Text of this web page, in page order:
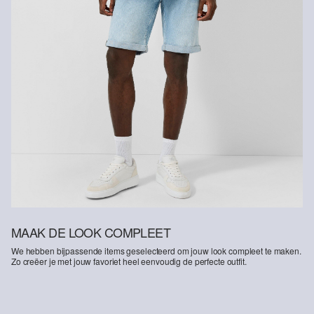
MAAK DE LOOK COMPLEET
We hebben bijpassende items geselecteerd om jouw look compleet te maken.
Zo creëer je met jouw favoriet heel eenvoudig de perfecte outfit.